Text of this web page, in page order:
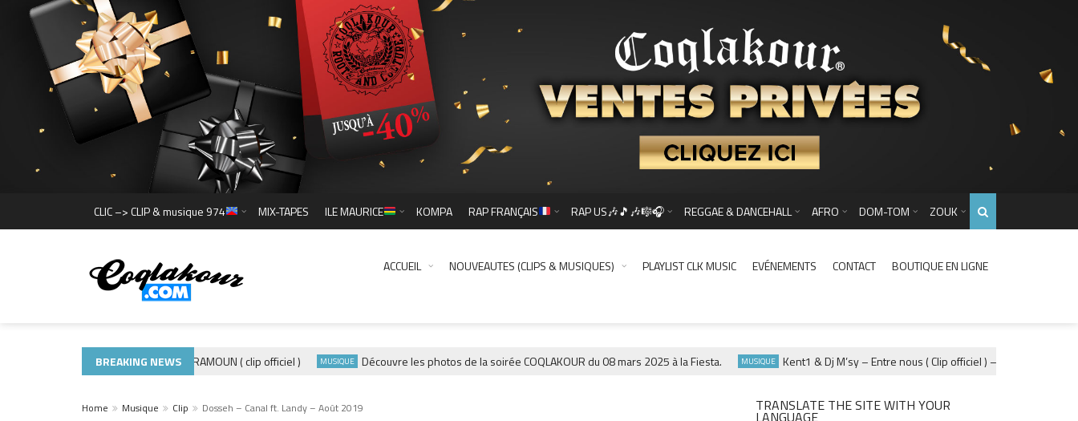
CLIC –> CLIP & musique 974 MIX-TAPES ILE MAURICE KOMPA RAP FRANÇAIS RAP US🎶🎵🎶🎼🎧 REGGAE & DANCEHALL AFRO DOM-TOM ZOUK
ACCUEIL NOUVEAUTES (CLIPS & MUSIQUES) PLAYLIST CLK MUSIC EVÉNEMENTS CONTACT BOUTIQUE EN LIGNE
BREAKING NEWS
CLIP ADE440 – GRAMOUN ( clip officiel ) MUSIQUE Découvre les photos de la soirée COQLAKOUR du 08 mars 2025 à la Fiesta. MUSIQUE Kent1 & Dj M’sy – Entre nous ( Clip officiel ) – Fevrier 2025
Home Musique Clip Dosseh – Canal ft. Landy – Août 2019 TRANSLATE THE SITE WITH YOUR
LANGUAGE